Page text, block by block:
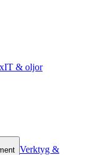
& oljor
Verktyg &